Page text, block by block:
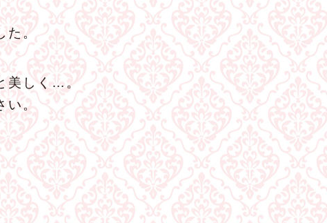
た。
美しく…。
い。